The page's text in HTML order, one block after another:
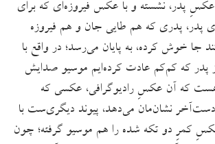
عکسِ پدر، نشسته و با عکس فیروزه‌ای که برای
پدری که هم طایی جان و هم فیروزه
جا خوش کرده، به پایان می‌رسد؛ در واقع با
که کم‌کم عادت کرده‌ایم موسیو صدایش
هست که آن عکسِ رادیوگرافی، عکسی که
نشان‌مان می‌دهد، پیوند دیگری‌ست با
کمرِ دو تکه شده را هم موسیو گرفته؛ چون